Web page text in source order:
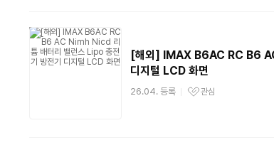
[해외] IMAX B6AC RC B6
디지털 LCD 화면
26.04. 등록
관심상품
관심